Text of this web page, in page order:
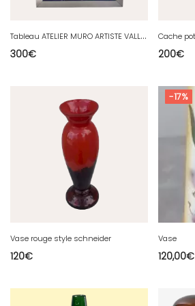
T
ableau ATELIER MURO ARTISTE VALLAURIS
300€
200€
Vase rouge style schneider
120€
-17%
Vase
120,00€